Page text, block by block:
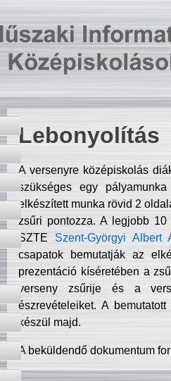
Lebonyolítás
A versenyre középiskolás
szükséges egy
elkészített munka rövid 2
zsűri pontozza. A legjobb
SZTE Szent-Györgyi Albert
csapatok bemutatják az
prezentáció kíséretében a
verseny zsűrije és a
észrevételeiket. A
készül majd.
A beküldendő dokumentum